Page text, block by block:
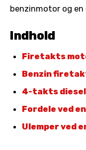
benzinmotor og
Indhold
Firetakts
Benzin
4-takts
Fordele ved
Ulemper ved